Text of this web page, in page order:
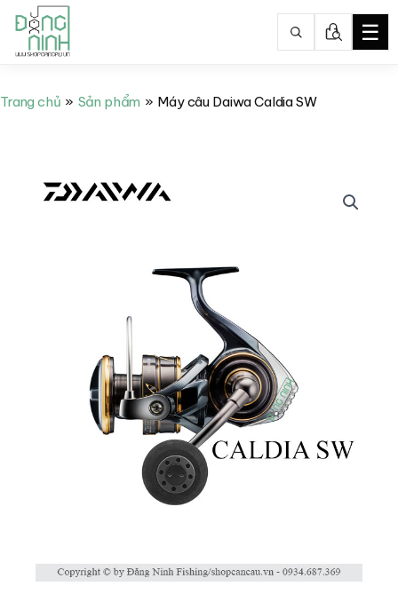
tới
☰
Trang chủ Sản phẩm Máy câu Daiwa Caldia SW